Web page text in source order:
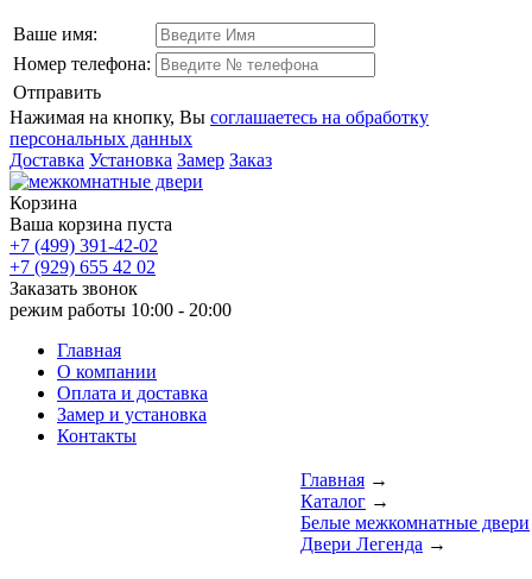
Ваше имя:
Номер телефона:
Отправить
Нажимая на кнопку, Вы соглашаетесь на обработку
персональных данных
Доставка Установка Замер Заказ
Корзина
Ваша корзина пуста
+7 (499) 391-42-02
+7 (929) 655 42 02
Заказать звонок
режим работы 10:00 - 20:00
Главная
О компании
Оплата и доставка
Замер и установка
Контакты
Главная →
Каталог →
Белые межкомнатные двери
Двери Легенда →